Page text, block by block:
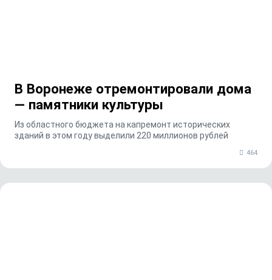
В Воронеже отремонтировали дома
— памятники культуры
Из областного бюджета на капремонт исторических
зданий в этом году выделили 220 миллионов рублей
464